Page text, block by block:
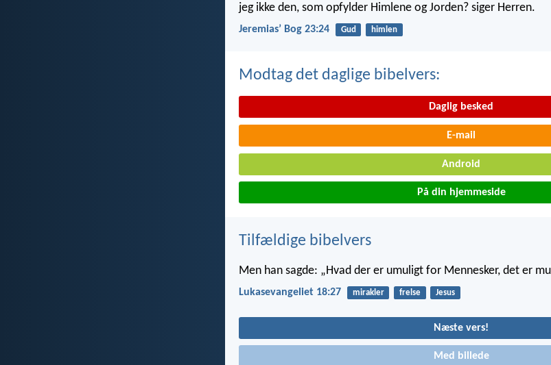
jeg ikke den, som opfylder Himlene og Jorden? siger Herren.
Jeremiasʼ Bog 23:24 Gud himlen
Modtag det daglige bibelvers:
Daglig besked
E-mail
Android
På din hjemmeside
Tilfældige bibelvers
Men han sagde: „Hvad der er umuligt for Mennesker, det er
Lukasevangeliet 18:27 mirakler frelse Jesus
Næste vers!
Med billede